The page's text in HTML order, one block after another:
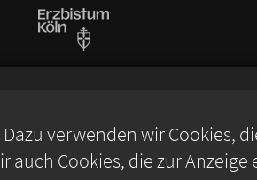
verwenden wir Cookies,
Cookies, die zur Anzeige